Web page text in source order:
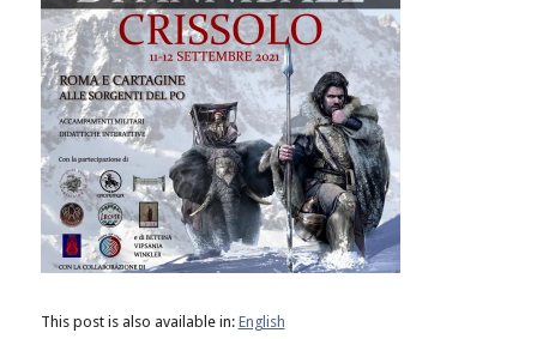
This post is also available in: English